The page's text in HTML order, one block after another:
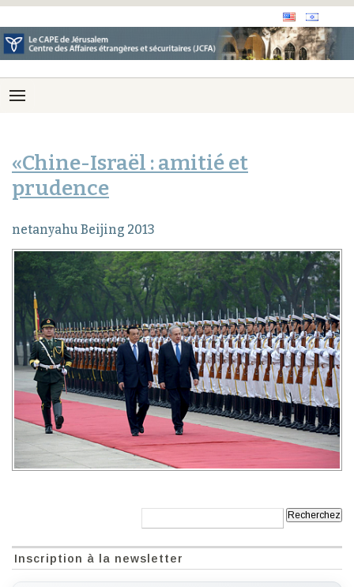
«Chine-Israël : amitié et
prudence
netanyahu Beijing 2013
Inscription à la newsletter